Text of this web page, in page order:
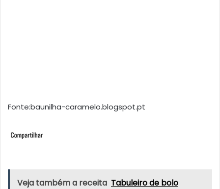
Fonte:baunilha-caramelo.blogspot.pt
Veja também a receita Tabuleiro de bolo